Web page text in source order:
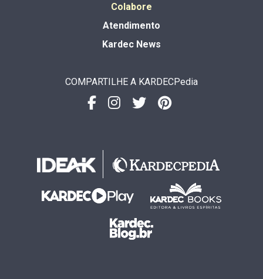
Colabore
Atendimento
Kardec News
COMPARTILHE A KARDECPedia